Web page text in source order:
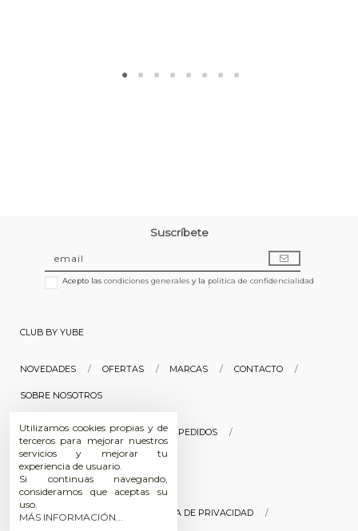
Suscríbete
Acepto las condiciones generalesy la política de confidencialidad
CLUB BY YUBE
NOVEDADES OFERTAS MARCAS CONTACTO
SOBRE NOSOTROS
INICIAR SESIÓN HISTORIAL DE PEDIDOS
SEGUIMIENTO DE PEDIDOS
POLÍTICA DE COOKIES POLÍTICA DE PRIVACIDAD
Utilizamos cookies propias y de
terceros para mejorar nuestros
servicios y mejorar tu
experiencia de usuario.
Si continuas navegando,
consideramos que aceptas su
uso.
MÁS INFORMACIÓN...